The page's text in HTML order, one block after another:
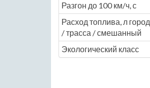
Разгон до 100 км/ч, с
Расход топлива, л город
/ трасса / смешанный
Экологический класс